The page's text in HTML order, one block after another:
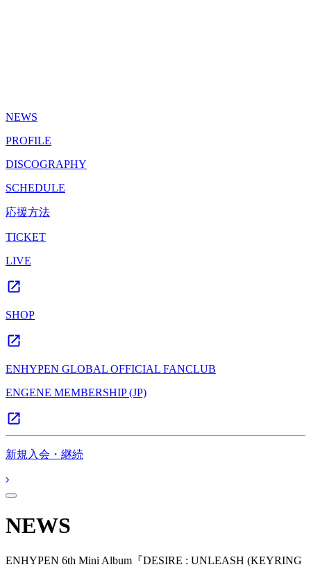
NEWS
PROFILE
DISCOGRAPHY
SCHEDULE
応援方法
TICKET
LIVE
SHOP
ENHYPEN GLOBAL OFFICIAL FANCLUB
ENGENE MEMBERSHIP (JP)
新規入会・継続
NEWS
ENHYPEN 6th Mini Album『DESIRE : UNLEASH (KEYRING